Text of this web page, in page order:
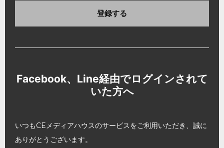
登録する
Facebook、Line経由でログインされて
いた方へ
いつもCEメディアハウスのサービスをご利用いただき、誠に
ありがとうございます。